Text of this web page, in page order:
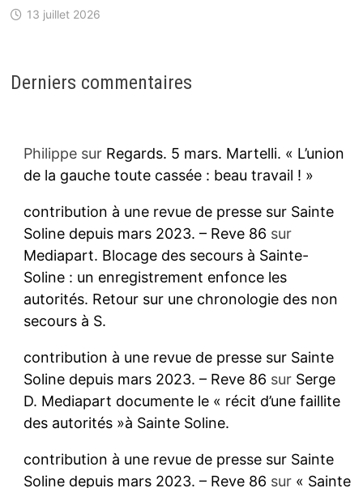
13 juillet 2026
Derniers commentaires
Philippesur Regards. 5 mars. Martelli. « L’union
de la gauche toute cassée : beau travail ! »
contribution à une revue de presse sur Sainte
Soline depuis mars 2023. – Reve 86 sur
Mediapart. Blocage des secours à Sainte-
Soline : un enregistrement enfonce les
autorités. Retour sur une chronologie des non
secours à S.
contribution à une revue de presse sur Sainte
Soline depuis mars 2023. – Reve 86 sur Serge
D. Mediapart documente le « récit d’une faillite
des autorités »à Sainte Soline.
contribution à une revue de presse sur Sainte
Soline depuis mars 2023. – Reve 86 sur « Sainte